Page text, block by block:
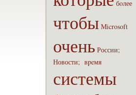
бoлее
чтобы Microsoft
очень России;
Новости; вpeмя
системы